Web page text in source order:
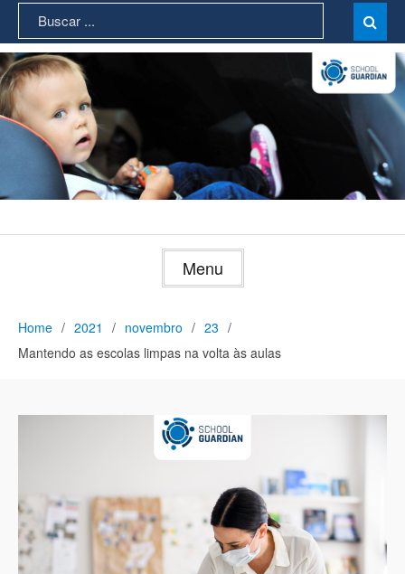
content
Search
for:

Menu
Home 2021 novembro
23
Mantendo as escolas limpas na volta às aulas